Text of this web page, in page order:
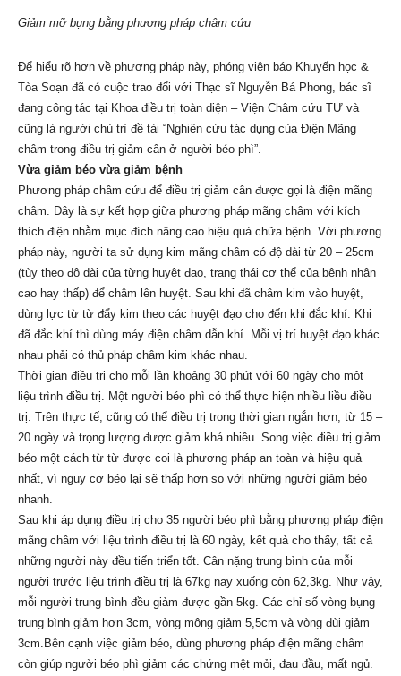
Giảm mỡ bụng bằng phương pháp châm cứu
Để hiểu rõ hơn về phương pháp này, phóng viên báo Khuyến học &
Tòa Soạn đã có cuộc trao đổi với Thạc sĩ Nguyễn Bá Phong, bác sĩ
đang công tác tại Khoa điều trị toàn diện – Viện Châm cứu TƯ và
cũng là người chủ trì đề tài “Nghiên cứu tác dụng của Điện Mãng
châm trong điều trị giảm cân ở người béo phì”.
Vừa giảm béo vừa giảm bệnh
Phương pháp châm cứu để điều trị giảm cân được gọi là điện mãng
châm. Đây là sự kết hợp giữa phương pháp mãng châm với kích
thích điện nhằm mục đích nâng cao hiệu quả chữa bệnh. Với phương
pháp này, người ta sử dụng kim mãng châm có độ dài từ 20 – 25cm
(tùy theo độ dài của từng huyệt đạo, trạng thái cơ thể của bệnh nhân
cao hay thấp) để châm lên huyệt. Sau khi đã châm kim vào huyệt,
dùng lực từ từ đẩy kim theo các huyệt đạo cho đến khi đắc khí. Khi
đã đắc khí thì dùng máy điện châm dẫn khí. Mỗi vị trí huyệt đạo khác
nhau phải có thủ pháp châm kim khác nhau.
Thời gian điều trị cho mỗi lần khoảng 30 phút với 60 ngày cho một
liệu trình điều trị. Một người béo phì có thể thực hiện nhiều liều điều
trị. Trên thực tế, cũng có thể điều trị trong thời gian ngắn hơn, từ 15 –
20 ngày và trọng lượng được giảm khá nhiều. Song việc điều trị giảm
béo một cách từ từ được coi là phương pháp an toàn và hiệu quả
nhất, vì nguy cơ béo lại sẽ thấp hơn so với những người giảm béo
nhanh.
Sau khi áp dụng điều trị cho 35 người béo phì bằng phương pháp điện
mãng châm với liệu trình điều trị là 60 ngày, kết quả cho thấy, tất cả
những người này đều tiến triển tốt. Cân nặng trung bình của mỗi
người trước liệu trình điều trị là 67kg nay xuống còn 62,3kg. Như vậy,
mỗi người trung bình đều giảm được gần 5kg. Các chỉ số vòng bụng
trung bình giảm hơn 3cm, vòng mông giảm 5,5cm và vòng đùi giảm
3cm.Bên cạnh việc giảm béo, dùng phương pháp điện mãng châm
còn giúp người béo phì giảm các chứng mệt mỏi, đau đầu, mất ngủ.